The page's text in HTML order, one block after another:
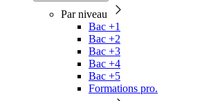
Par niveau
Bac +1
Bac +2
Bac +3
Bac +4
Bac +5
Formations pro.